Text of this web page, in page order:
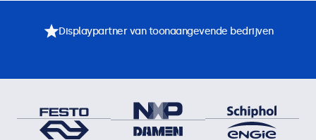
Displaypartner van toonaangevende bedrijven